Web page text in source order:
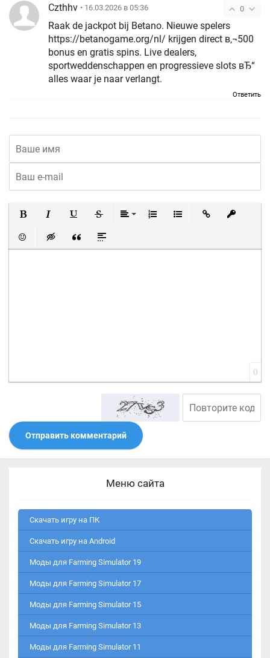
0
Czthhv • 16.03.2026 в 05:36
Raak de jackpot bij Betano. Nieuwe spelers
https://betanogame.org/nl/ krijgen direct в‚¬500
bonus en gratis spins. Live dealers,
sportweddenschappen en progressieve slots вЂ“
alles waar je naar verlangt.
Ответить
Вставить смайлик
Вставка скрытого текста
Вставка цитаты
Вставка спойлера
0
Отправить комментарий
Меню сайта
Скачать игру на ПК
Скачать игру на Android
Моды для Farming Simulator 19
Моды для Farming Simulator 17
Моды для Farming Simulator 15
Моды для Farming Simulator 13
Моды для Farming Simulator 11